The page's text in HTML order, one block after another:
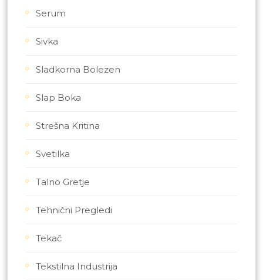
Serum
Sivka
Sladkorna Bolezen
Slap Boka
Strešna Kritina
Svetilka
Talno Gretje
Tehnični Pregledi
Tekač
Tekstilna Industrija